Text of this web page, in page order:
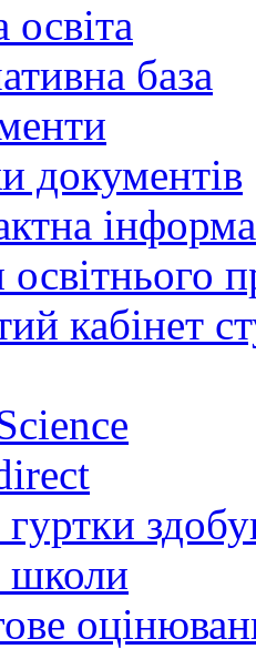
база
документів
освітнього
кабінет
школи